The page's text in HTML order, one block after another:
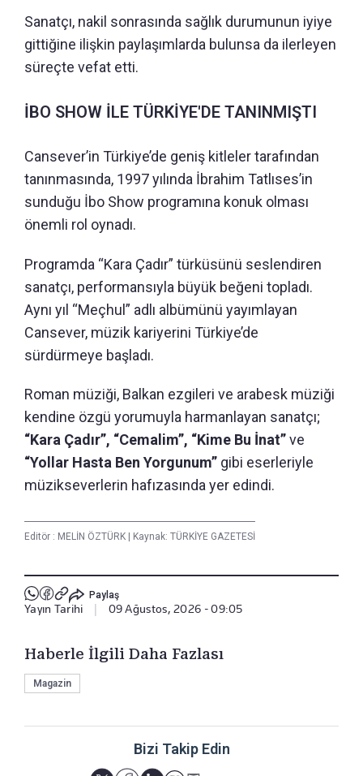
Sanatçı, nakil sonrasında sağlık durumunun iyiye
gittiğine ilişkin paylaşımlarda bulunsa da ilerleyen
süreçte vefat etti.
İBO SHOW İLE TÜRKİYE'DE TANINMIŞTI
Cansever’in Türkiye’de geniş kitleler tarafından
tanınmasında, 1997 yılında İbrahim Tatlıses’in
sunduğu İbo Show programına konuk olması
önemli rol oynadı.
Programda “Kara Çadır” türküsünü seslendiren
sanatçı, performansıyla büyük beğeni topladı.
Aynı yıl “Meçhul” adlı albümünü yayımlayan
Cansever, müzik kariyerini Türkiye’de
sürdürmeye başladı.
Roman müziği, Balkan ezgileri ve arabesk müziği
kendine özgü yorumuyla harmanlayan sanatçı;
“Kara Çadır”, “Cemalim”, “Kime Bu İnat”ve
“Yollar Hasta Ben Yorgunum” gibi eserleriyle
müzikseverlerin hafızasında yer edindi.
Editör : MELİN ÖZTÜRK Kaynak: TÜRKİYE GAZETESİ
Paylaş
Yayın Tarihi 09 Ağustos, 2026 - 09:05
Haberle İlgili Daha Fazlası
Magazin
Bizi Takip Edin